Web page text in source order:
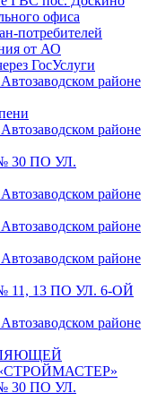
офиса
потребителей
от АО
ГосУслуги
районе
районе
ПО УЛ.
районе
районе
районе
13 ПО УЛ. 6-ОЙ
районе
ПО УЛ.